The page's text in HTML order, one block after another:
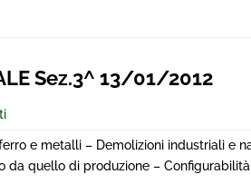
Sez.3^ 13/01/2012
e metalli – Demolizioni industriali e
quello di produzione –